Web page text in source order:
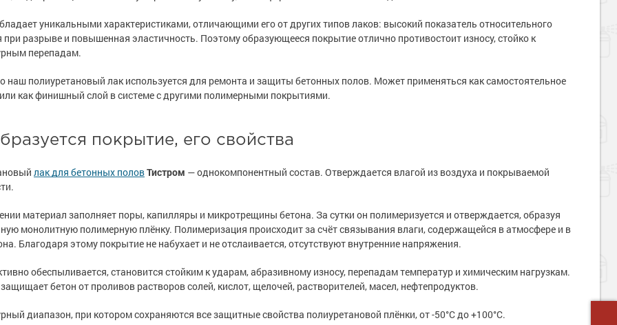
для бетона,
ремонта
товары
для бетона
ржавчины
для металла
товары
товары
для стен
товары
товары
товары
полов
холодного
товары
товарыэмали
уникальными характеристиками, отличающими его от других типов лаков: высокий показатель относительного
при разрыве и повышенная эластичность. Поэтому образующееся покрытие отлично противостоит износу, стойко к
перепадам.
наш полиуретановый лак используется для ремонта и защиты бетонных полов. Может применяться как самостоятельное
как финишный слой в системе с другими полимерными покрытиями.
покрытие, его свойства
лак для бетонных половТистром — однокомпонентный состав. Отверждается влагой из воздуха и покрываемой
материал заполняет поры, капилляры и микротрещины бетона. За сутки он полимеризуется и отверждается, образуя
монолитную полимерную плёнку. Полимеризация происходит за счёт связывания влаги, содержащейся в атмосфере и в
Благодаря этому покрытие не набухает и не отслаивается, отсутствуют внутренние напряжения.
обеспыливается, становится стойким к ударам, абразивному износу, перепадам температур и химическим нагрузкам.
бетон от проливов растворов солей, кислот, щелочей, растворителей, масел, нефтепродуктов.
диапазон, при котором сохраняются все защитные свойства полиуретановой плёнки, от -50°С до +100°С.
для бетона,
ремонта
товары
для бетона
ржавчины
для металла
товары
товары
для стен
товары
товары
товары
полов
холодного
товары
товарыэмали